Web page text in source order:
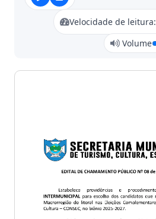
Velocidade de leitura:
Volume